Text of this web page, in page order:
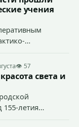
учения
на объекте
власти.
👁 57
света и
155-летия